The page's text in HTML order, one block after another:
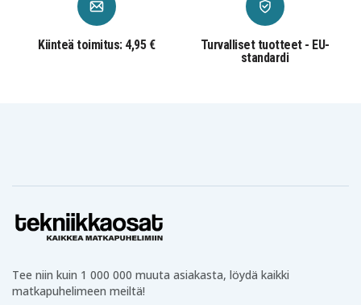
Kiinteä toimitus: 4,95 €
Turvalliset tuotteet - EU-
standardi
Tee niin kuin 1 000 000 muuta asiakasta, löydä kaikki
matkapuhelimeen meiltä!